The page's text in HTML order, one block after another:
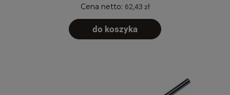
Cena netto: 62,43 zł
do koszyka